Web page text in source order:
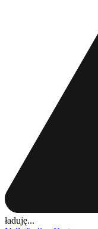
ładuję...